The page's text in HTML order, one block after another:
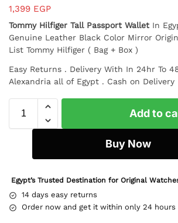
1,399 EGP
Tommy Hilfiger Tall Passport Wallet In
Genuine Leather Black Color Mirror
List Tommy Hilfiger ( Bag + Box )
Easy Returns . Delivery With In 24hr To
Alexandria all of Egypt . Cash on Delivery
Add to
Buy Now
Egypt’s Trusted Destination for Original
14 days easy returns
Order now and get it within only 24 hours